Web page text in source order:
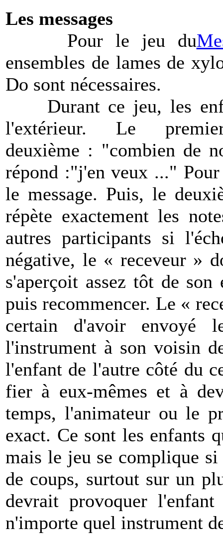
Les messages
Pour le jeu du
ensembles de lames de
Do sont nécessaires.
Durant ce jeu, les
l'extérieur. Le
deuxième : "combien de
répond :"j'en veux ..."
le message. Puis, le
répète exactement les
autres participants si
négative, le « receveur »
s'aperçoit assez tôt de
puis recommencer. Le «
certain d'avoir envoyé
l'instrument à son voisin
l'enfant de l'autre côté du
fier à eux-mêmes et à
temps, l'animateur ou le
exact. Ce sont les enfants
mais le jeu se complique
de coups, surtout sur un
devrait provoquer
n'importe quel instrument